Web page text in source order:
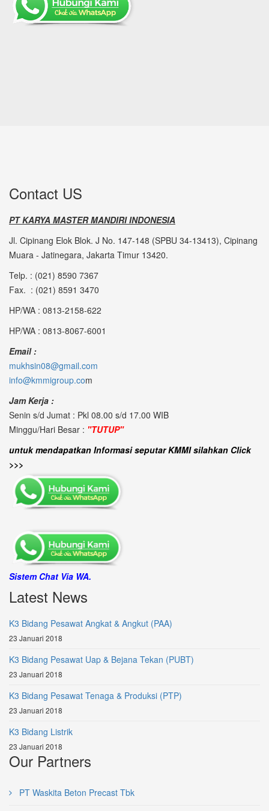
Contact US
PT KARYA MASTER MANDIRI INDONESIA
Jl. Cipinang Elok Blok. J No. 147-148 (SPBU 34-13413), Cipinang
Muara - Jatinegara, Jakarta Timur 13420.
Telp. : (021) 8590 7367
Fax. : (021) 8591 3470
HP/WA : 0813-2158-622
HP/WA : 0813-8067-6001
Email :
mukhsin08@gmail.com
info@kmmigroup.com
Jam Kerja :
Senin s/d Jumat : Pkl 08.00 s/d 17.00 WIB
Minggu/Hari Besar : "TUTUP"
untuk mendapatkan Informasi seputar KMMI silahkan Click
>>>
Sistem Chat Via WA.
Latest News
K3 Bidang Pesawat Angkat & Angkut (PAA)
23 Januari 2018
K3 Bidang Pesawat Uap & Bejana Tekan (PUBT)
23 Januari 2018
K3 Bidang Pesawat Tenaga & Produksi (PTP)
23 Januari 2018
K3 Bidang Listrik
23 Januari 2018
Our Partners
PT Waskita Beton Precast Tbk